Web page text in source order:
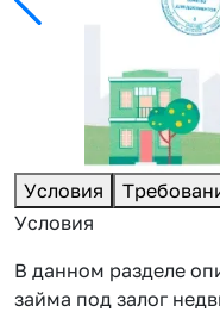
Условия
Условия
В данном разделе
займа под залог